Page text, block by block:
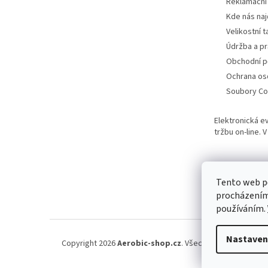
Tento web
používáním.
Kde nás
Velikostní
Údržba a
Obchodní
Ochrana
Soubory
Elektronická
tržbu on-line.
Copyright 2026Aerobic-shop.cz. Všechna práva